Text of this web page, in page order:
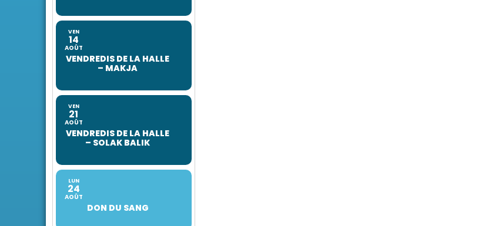
VEN
14
AOÛT
VENDREDIS DE LA HALLE
– MAKJA
VEN
21
AOÛT
VENDREDIS DE LA HALLE
– SOLAK BALIK
LUN
24
AOÛT
DON DU SANG